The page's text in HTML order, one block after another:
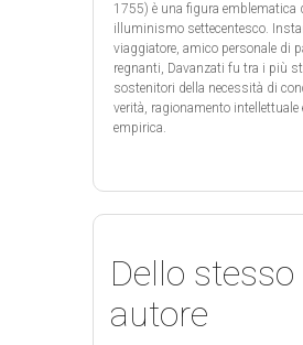
1755) è una figura emblematica
illuminismo settecentesco.
viaggiatore, amico personale di
regnanti, Davanzati fu tra i più
sostenitori della necessità di
verità, ragionamento intellettuale
empirica.
Dello stesso
autore